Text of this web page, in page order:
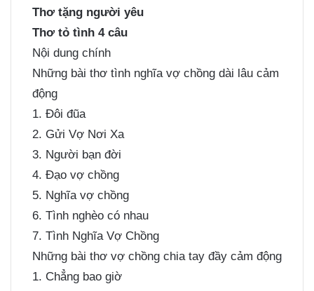
Thơ tặng người yêu
Thơ tỏ tình 4 câu
Nội dung chính
Những bài thơ tình nghĩa vợ chồng dài lâu cảm
động
1. Đôi đũa
2. Gửi Vợ Nơi Xa
3. Người bạn đời
4. Đạo vợ chồng
5. Nghĩa vợ chồng
6. Tình nghèo có nhau
7. Tình Nghĩa Vợ Chồng
Những bài thơ vợ chồng chia tay đầy cảm động
1. Chẳng bao giờ